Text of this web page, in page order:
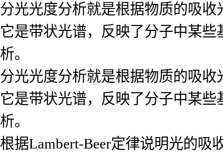
分光光度分析就是根据物质的吸
它是带状光谱，反映了分子中某
析。
分光光度分析就是根据物质的吸
它是带状光谱，反映了分子中某
析。
根据Lambert-Beer定律说明光的